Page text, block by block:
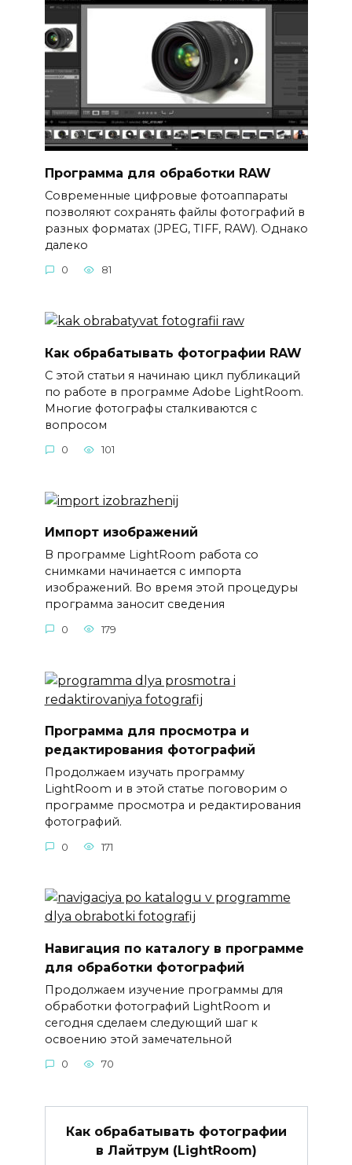
Программа для обработки RAW
Современные цифровые фотоаппараты
позволяют сохранять файлы фотографий в
разных форматах (JPEG, TIFF, RAW). Однако
далеко
0 81
Как обрабатывать фотографии RAW
С этой статьи я начинаю цикл публикаций
по работе в программе Adobe LightRoom.
Многие фотографы сталкиваются с
вопросом
0 101
Импорт изображений
В программе LightRoom работа со
снимками начинается с импорта
изображений. Во время этой процедуры
программа заносит сведения
0 179
Программа для просмотра и
редактирования фотографий
Продолжаем изучать программу
LightRoom и в этой статье поговорим о
программе просмотра и редактирования
фотографий.
0 171
Навигация по каталогу в программе
для обработки фотографий
Продолжаем изучение программы для
обработки фотографий LightRoom и
сегодня сделаем следующий шаг к
освоению этой замечательной
0 70
Как обрабатывать фотографии
в Лайтрум (LightRoom)